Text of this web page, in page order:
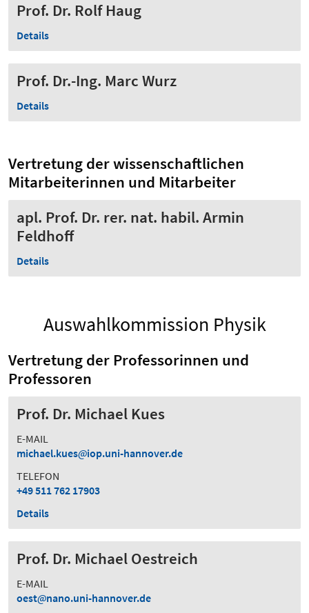
Prof. Dr. Rolf Haug
Details
Prof. Dr.-Ing. Marc Wurz
Details
Vertretung der wissenschaftlichen
Mitarbeiterinnen und Mitarbeiter
apl. Prof. Dr. rer. nat. habil. Armin
Feldhoff
Details
Auswahlkommission Physik
Vertretung der Professorinnen und
Professoren
Prof. Dr. Michael Kues
E-MAIL
michael.kues
iop.uni-hannover.de
TELEFON
+49 511 762 17903
Details
Prof. Dr. Michael Oestreich
E-MAIL
oest
nano.uni-hannover.de